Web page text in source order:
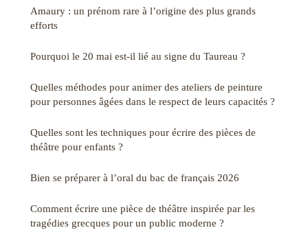
Amaury : un prénom rare à l’origine des plus grands
efforts
Pourquoi le 20 mai est-il lié au signe du Taureau ?
Quelles méthodes pour animer des ateliers de peinture
pour personnes âgées dans le respect de leurs capacités ?
Quelles sont les techniques pour écrire des pièces de
théâtre pour enfants ?
Bien se préparer à l’oral du bac de français 2026
Comment écrire une pièce de théâtre inspirée par les
tragédies grecques pour un public moderne ?